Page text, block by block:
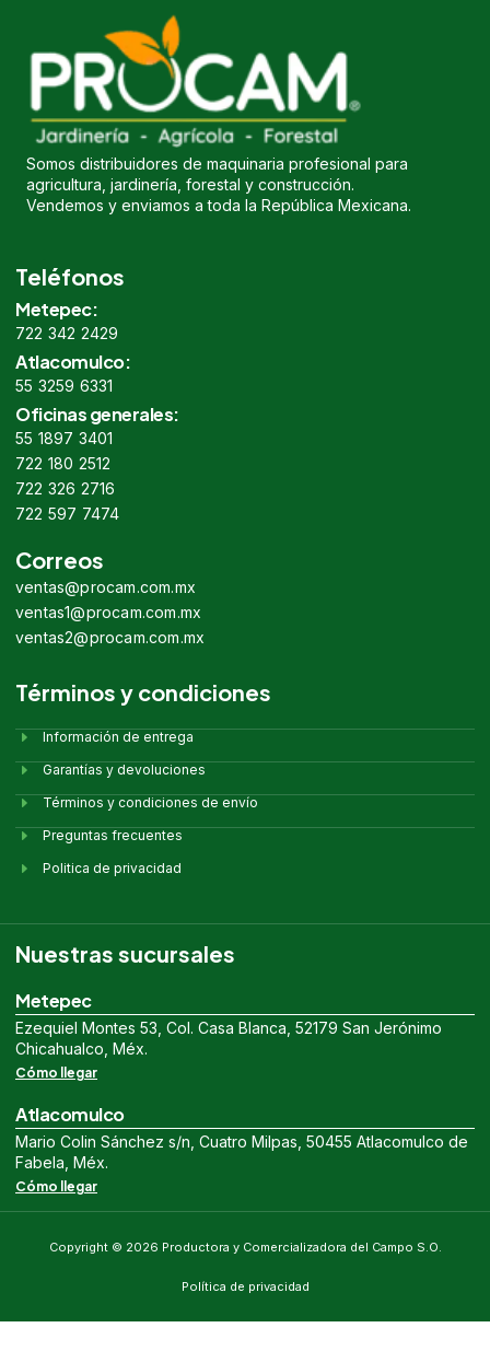
Somos distribuidores de maquinaria profesional para
agricultura, jardinería, forestal y construcción.
Vendemos y enviamos a toda la República Mexicana.
Teléfonos
Metepec:
722 342 2429
Atlacomulco:
55 3259 6331
Oficinas generales:
55 1897 3401
722 180 2512
722 326 2716
722 597 7474
Correos
ventas@procam.com.mx
ventas1@procam.com.mx
ventas2@procam.com.mx
Términos y condiciones
Información de entrega
Garantías y devoluciones
Términos y condiciones de envío
Preguntas frecuentes
Politica de privacidad
Nuestras sucursales
Metepec
Ezequiel Montes 53, Col. Casa Blanca, 52179 San Jerónimo
Chicahualco, Méx.
Cómo llegar
Atlacomulco
Mario Colin Sánchez s/n, Cuatro Milpas, 50455 Atlacomulco de
Fabela, Méx.
Cómo llegar
Copyright © 2026 Productora y Comercializadora del Campo S.O.
Política de privacidad